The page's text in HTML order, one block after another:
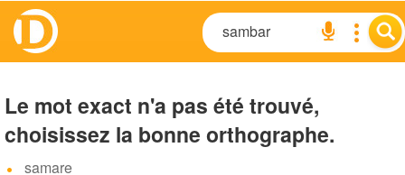
Le mot exact n'a pas été trouvé,
choisissez la bonne orthographe.
samare